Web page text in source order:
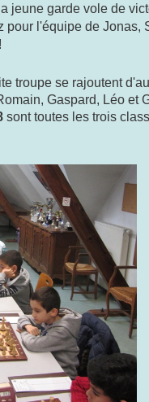
jeune garde vole de
pour l'équipe de
troupe se rajoutent
Gaspard, Léo et
sont toutes les trois